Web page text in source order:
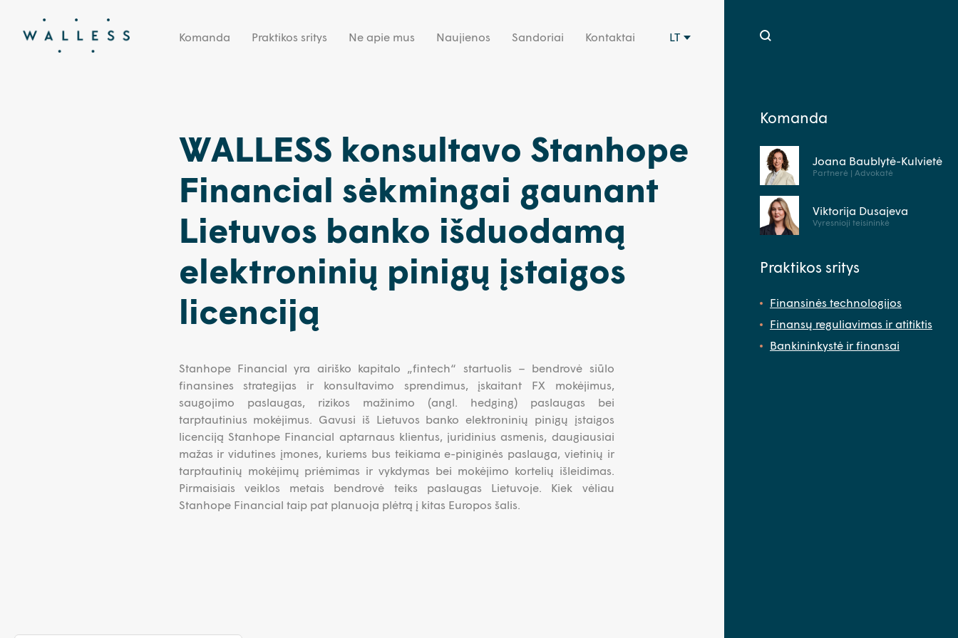
Komanda Praktikos sritys Ne apie mus Naujienos Sandoriai Kontaktai LT
WALLESS konsultavo Stanhope
Financial sėkmingai gaunant
Lietuvos banko išduodamą
elektroninių pinigų įstaigos
licenciją
Stanhope Financial yra airiško kapitalo „fintech“ startuolis – bendrovė siūlo
finansines strategijas ir konsultavimo sprendimus, įskaitant FX mokėjimus,
saugojimo paslaugas, rizikos mažinimo (angl. hedging) paslaugas bei
tarptautinius mokėjimus. Gavusi iš Lietuvos banko elektroninių pinigų įstaigos
licenciją Stanhope Financial aptarnaus klientus, juridinius asmenis, daugiausiai
mažas ir vidutines įmones, kuriems bus teikiama e-piniginės paslauga, vietinių ir
tarptautinių mokėjimų priėmimas ir vykdymas bei mokėjimo kortelių išleidimas.
Pirmaisiais veiklos metais bendrovė teiks paslaugas Lietuvoje. Kiek vėliau
Stanhope Financial taip pat planuoja plėtrą į kitas Europos šalis.
Komanda
Joana Baublytė-Kulvietė
Partnerė | Advokatė
Viktorija Dusajeva
Vyresnioji teisininkė
Praktikos sritys
Finansinės technologijos
Finansų reguliavimas ir atitiktis
Bankininkystė ir finansai